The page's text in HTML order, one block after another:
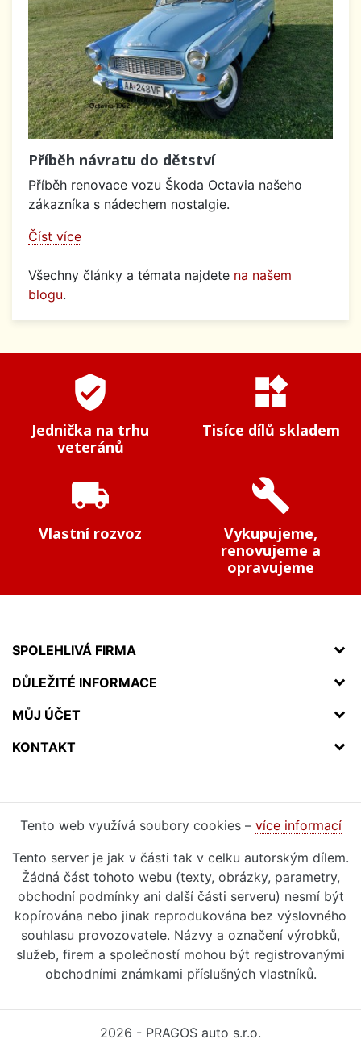
Příběh návratu do dětství
Příběh renovace vozu Škoda Octavia našeho
zákazníka s nádechem nostalgie.
Číst více
Všechny články a témata najdete na našem
blogu.
verified_user
Jednička na trhu
veteránů
widgets
Tisíce dílů skladem
local_shipping
Vlastní rozvoz
build
Vykupujeme,
renovujeme a
opravujeme
SPOLEHLIVÁ FIRMA
DŮLEŽITÉ INFORMACE
MŮJ ÚČET
KONTAKT
Tento web využívá soubory cookies – více informací
Tento server je jak v části tak v celku autorským dílem.
Žádná část tohoto webu (texty, obrázky, parametry,
obchodní podmínky ani další části serveru) nesmí být
kopírována nebo jinak reprodukována bez výslovného
souhlasu provozovatele. Názvy a označení výrobků,
služeb, firem a společností mohou být registrovanými
obchodními známkami příslušných vlastníků.
2026 - PRAGOS auto s.r.o.